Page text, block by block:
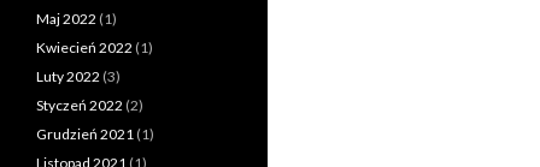
Maj 2022 (1)
Kwiecień 2022 (1)
Luty 2022 (3)
Styczeń 2022 (2)
Grudzień 2021 (1)
Listopad 2021 (1)